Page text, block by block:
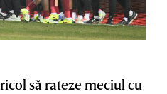
să rateze meciul cu